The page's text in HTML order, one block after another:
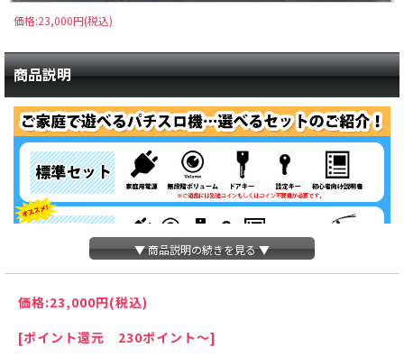
価格:23,000円(税込)
商品説明
▼ 商品説明の続きを見る ▼
価格:23,000円(税込)
[ポイント還元 230ポイント～]